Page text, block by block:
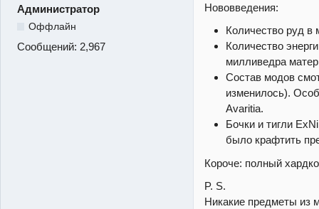
Администратор
Оффлайн
Сообщений: 2,967
Нововведения:
Количество руд в
Количество
милливедра
Состав модов
изменилось).
Avaritia.
Бочки и тигли
было крафтить
Короче: полный
P. S.
Никакие предметы из